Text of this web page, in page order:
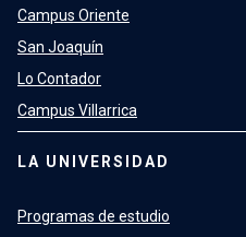
Campus Oriente
San Joaquín
Lo Contador
Campus Villarrica
LA UNIVERSIDAD
Programas de estudio